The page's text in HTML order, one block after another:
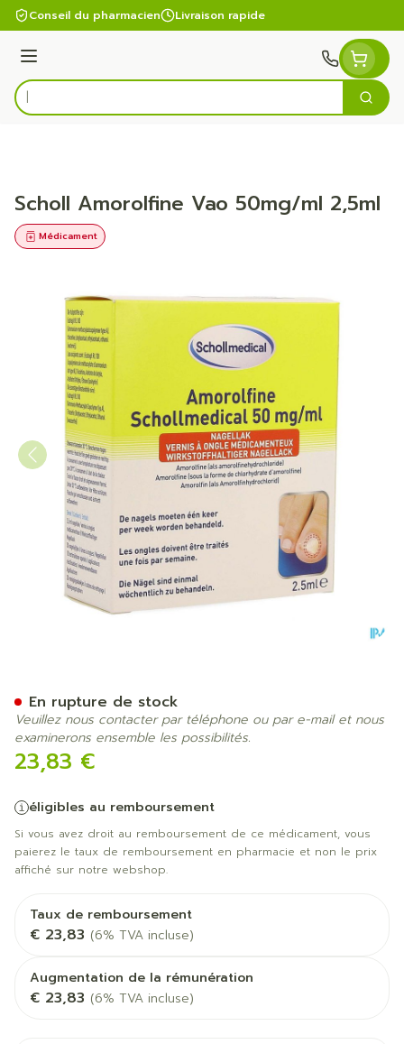
Aller au contenu
Conseil du pharmacien Livraison rapide
Menu
Rechercher
Scholl Amorolfine Vao 50mg/ml 2,5ml
Médicament
23,83 €
éligibles au remboursement
Si vous avez droit au remboursement de ce médicament, vous
paierez le taux de remboursement en pharmacie et non le prix
affiché sur notre webshop.
Taux de remboursement
€ 23,83 (6% TVA incluse)
Augmentation de la rémunération
€ 23,83 (6% TVA incluse)
En rupture de stock
Veuillez nous contacter par téléphone ou par e-mail et nous
examinerons ensemble les possibilités.